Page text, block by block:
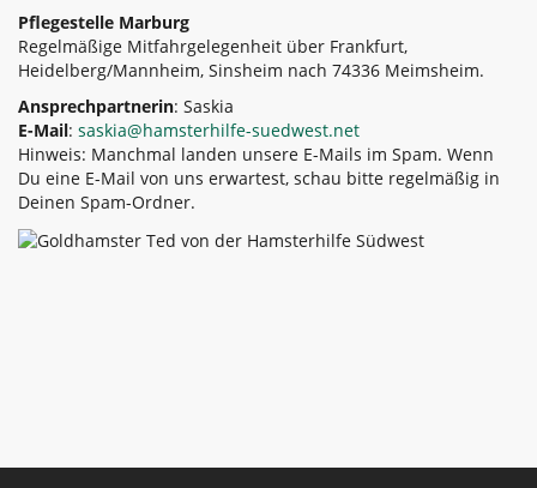
Pflegestelle Marburg
Regelmäßige Mitfahrgelegenheit über Frankfurt,
Heidelberg/Mannheim, Sinsheim nach 74336 Meimsheim.
Ansprechpartnerin: Saskia
E-Mail: saskia@hamsterhilfe-suedwest.net
Hinweis: Manchmal landen unsere E-Mails im Spam. Wenn
Du eine E-Mail von uns erwartest, schau bitte regelmäßig in
Deinen Spam-Ordner.